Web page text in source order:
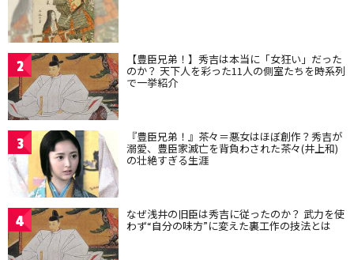
2 【豊臣兄弟！】秀吉は本当に「女狂い」だった
のか？ 天下人を彩った11人の側室たちを時系列
で一挙紹介
3 『豊臣兄弟！』茶々＝悪女はほぼ創作？秀吉が
溺愛、豊臣家滅亡を背負わされた茶々(井上和)
の壮絶すぎる生涯
4 なぜ浅井の旧臣は秀吉に従ったのか？ 武力を使
わず“自分の味方”に変えた裏工作の技法とは